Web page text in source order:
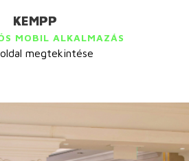
KEMPP
MOBIL ALKALMAZÁS
megtekintése